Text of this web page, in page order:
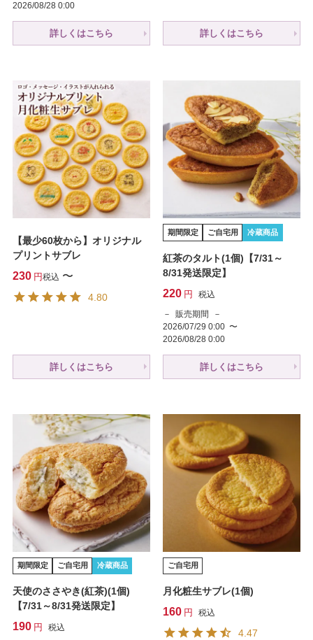
2026/08/28 0:00
詳しくはこちら 詳しくはこちら
【最少60枚から】オリジナル
プリントサブレ
230 税込 〜
4.80
詳しくはこちら
期間限定 ご自宅用 冷蔵商品
紅茶のタルト(1個)【7/31～
8/31発送限定】
220
税込
販売期間
2026/07/29 0:00 〜
2026/08/28 0:00
詳しくはこちら
期間限定 ご自宅用 冷蔵商品
天使のささやき(紅茶)(1個)
【7/31～8/31発送限定】
190
税込
ご自宅用
月化粧生サブレ(1個)
160 税込
4.47